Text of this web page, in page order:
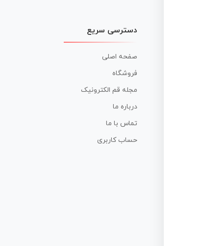
دسترسی سریع
صفحه اصلی
فروشگاه
مجله قم الکترونیک
درباره ما
تماس با ما
حساب کاربری